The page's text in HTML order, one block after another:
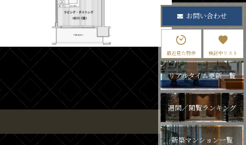
お問い合わせ
最近見た物件 検討中リスト
リアルタイム更新一覧
週間／閲覧ランキング
新築マンション一覧